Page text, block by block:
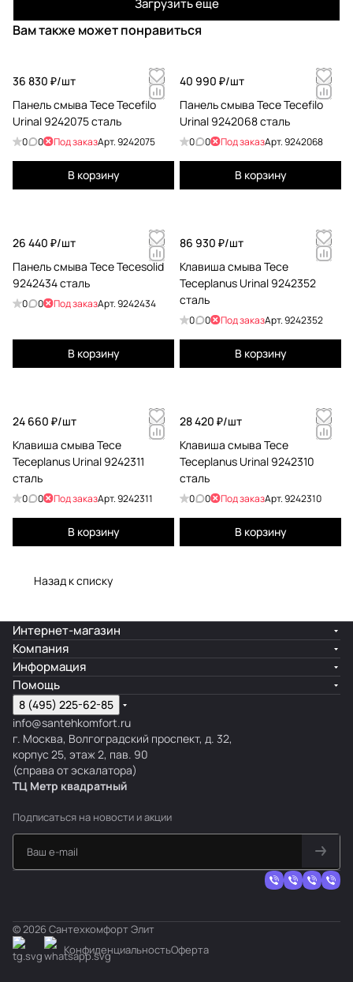
Загрузить еще
Вам также может понравиться
36 830 ₽/шт
Панель смыва Tece Tecefilo
Urinal 9242075 сталь
0 0 Под заказАрт.9242075
В корзину
40 990 ₽/шт
Панель смыва Tece Tecefilo
Urinal 9242068 сталь
0 0 Под заказАрт.9242068
В корзину
26 440 ₽/шт
Панель смыва Tece Tecesolid
9242434 сталь
0 0 Под заказАрт.9242434
В корзину
86 930 ₽/шт
Клавиша смыва Tece
Teceplanus Urinal 9242352
сталь
0 0 Под заказАрт.9242352
В корзину
24 660 ₽/шт
Клавиша смыва Tece
Teceplanus Urinal 9242311
сталь
0 0 Под заказАрт.9242311
В корзину
28 420 ₽/шт
Клавиша смыва Tece
Teceplanus Urinal 9242310
сталь
0 0 Под заказАрт.9242310
В корзину
Назад к списку
Интернет-магазин
Компания
Информация
Помощь
8 (495) 225-62-85
info@santehkomfort.ru
г. Москва, Волгоградский проспект, д. 32,
корпус 25, этаж 2, пав. 90
(справа от эскалатора)
ТЦ Метр квадратный
Подписаться на новости и акции
© 2026 Сантехкомфорт Элит
КонфиденциальностьОферта